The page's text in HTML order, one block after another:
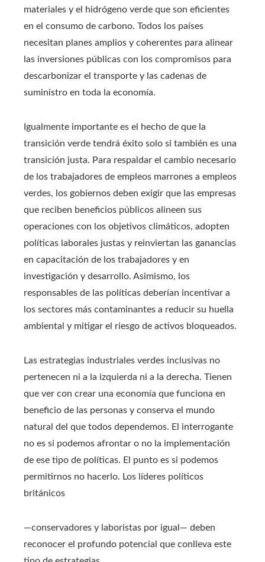
materiales y el hidrógeno verde que son eficientes
en el consumo de carbono. Todos los países
necesitan planes amplios y coherentes para alinear
las inversiones públicas con los compromisos para
descarbonizar el transporte y las cadenas de
suministro en toda la economía.
Igualmente importante es el hecho de que la
transición verde tendrá éxito solo si también es una
transición justa. Para respaldar el cambio necesario
de los trabajadores de empleos marrones a empleos
verdes, los gobiernos deben exigir que las empresas
que reciben beneficios públicos alineen sus
operaciones con los objetivos climáticos, adopten
políticas laborales justas y reinviertan las ganancias
en capacitación de los trabajadores y en
investigación y desarrollo. Asimismo, los
responsables de las políticas deberían incentivar a
los sectores más contaminantes a reducir su huella
ambiental y mitigar el riesgo de activos bloqueados.
Las estrategias industriales verdes inclusivas no
pertenecen ni a la izquierda ni a la derecha. Tienen
que ver con crear una economía que funciona en
beneficio de las personas y conserva el mundo
natural del que todos dependemos. El interrogante
no es si podemos afrontar o no la implementación
de ese tipo de políticas. El punto es si podemos
permitirnos no hacerlo. Los líderes políticos
británicos
—conservadores y laboristas por igual— deben
reconocer el profundo potencial que conlleva este